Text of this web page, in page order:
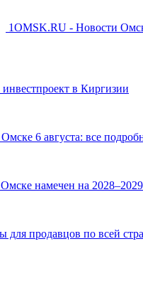
1OMSK.RU - Новости
в Киргизии
6 августа: все
намечен на
для продавцов по всей